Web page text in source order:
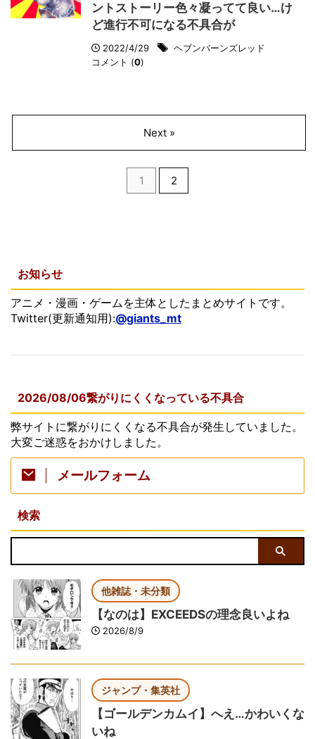
ントストーリー色々凝ってて良い…け
ど進行不可になる不具合が
2022/4/29
ヘブンバーンズレッド
コメント (0)
1 2
Next »
お知らせ
アニメ・漫画・ゲームを主体としたまとめサイトです。
Twitter(更新通知用):@giants_mt
2026/08/06繋がりにくくなっている不具合
弊サイトに繋がりにくくなる不具合が発生していました。
大変ご迷惑をおかけしました。
メールフォーム
検索
他雑誌・未分類
【なのは】EXCEEDSの理念良いよね
2026/8/9
ジャンプ・集英社
【ゴールデンカムイ】へえ…かわいくな
いね